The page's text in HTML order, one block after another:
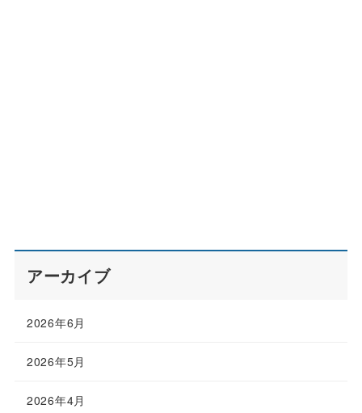
アーカイブ
2026年6月
2026年5月
2026年4月